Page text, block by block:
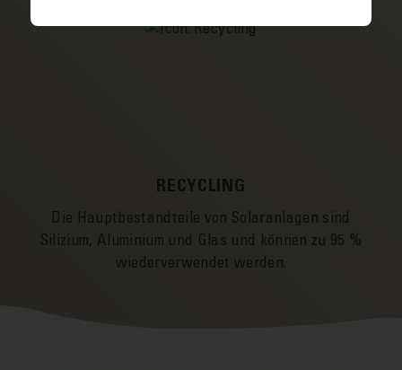
RECYCLING
Die Haupt­­bestandteile von Solar­­anlagen sind
Silizium, Aluminium und Glas und können zu 95 %
wieder­verwendet werden.